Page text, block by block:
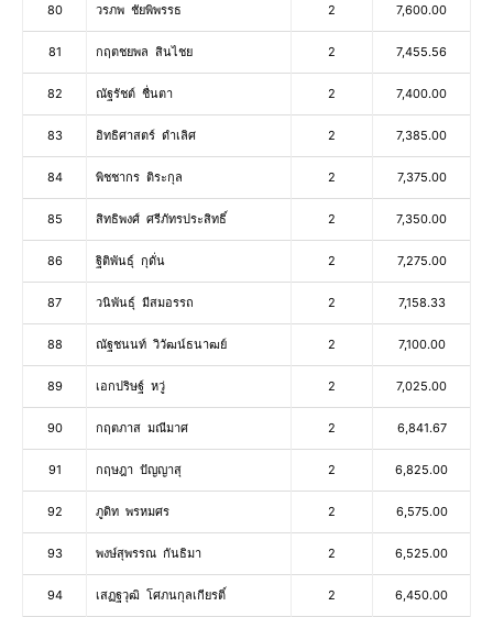
80 วรภพ ชัยพิพรรธ 2 7,600.00
81 กฤตชยพล สินไชย 2 7,455.56
82 ณัฐรัชต์ ชื่นตา 2 7,400.00
83 อิทธิศาสตร์ ดำเลิศ 2 7,385.00
84 พิชชากร ติระกุล 2 7,375.00
85 สิทธิพงศ์ ศรีภัทรประสิทธิ์ 2 7,350.00
86 ฐิติพันธุ์ กุดั่น 2 7,275.00
87 วนิพันธุ์ มีสมอรรถ 2 7,158.33
88 ณัฐชนนท์ วิวัฒน์ธนาฒย์ 2 7,100.00
89 เอกปริษฐ์ หวู่ 2 7,025.00
90 กฤตภาส มณีมาศ 2 6,841.67
91 กฤษฎา ปัญญาสุ 2 6,825.00
92 ภูดิท พรหมศร 2 6,575.00
93 พงษ์สุพรรณ กันธิมา 2 6,525.00
94 เสฏฐวุฒิ โศภนกุลเกียรติ์ 2 6,450.00